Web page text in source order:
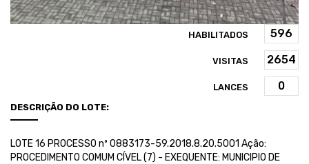
HABILITADOS
VISITAS
LANCES
DESCRIÇÃO DO LOTE:
LOTE 16 PROCESSO nº 0883173-59.2018.8.20.5001 Ação:
PROCEDIMENTO COMUM CÍVEL (7) - EXEQUENTE: MUNICIPIO DE